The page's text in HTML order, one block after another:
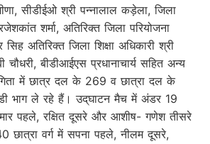
सीडीईओ श्री पन्नालाल कड़ेला, जिला
शर्मा, अतिरिक्त जिला परियोजना
अतिरिक्त जिला शिक्षा अधिकारी श्री
चौधरी, बीडीआईएस प्रधानाचार्य सहित अन्य
में छात्र दल के 269 व छात्रा दल के
भाग ले रहे हैं। उद्‌‌घाटन मैच में अंडर 19
पहले, रक्षित दूसरे और आशीष- गणेश तीसरे
छात्रा वर्ग में सपना पहले, नीलम दूसरे,